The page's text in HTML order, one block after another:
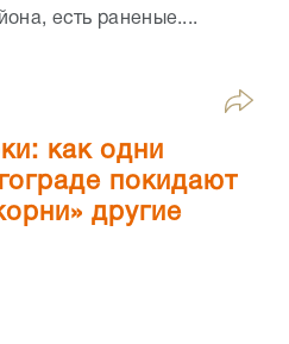
есть раненые....
как одни
покидают
другие